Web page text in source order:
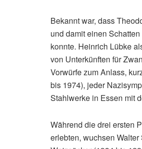
Bekannt war, dass
und damit einen
konnte. Heinrich Lübke
von Unterkünften für
Vorwürfe zum Anlass,
bis 1974), jeder
Stahlwerke in Essen mit
Während die drei ersten
erlebten, wuchsen